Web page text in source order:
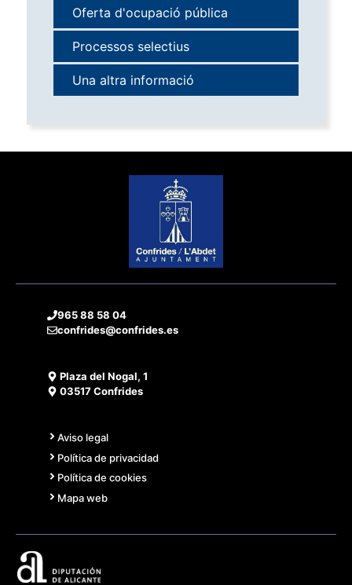
Oferta d'ocupació pública
Processos selectius
Una altra informació
965 88 58 04
confrides@confrides.es
Plaza del Nogal, 1
03517 Confrides
Aviso legal
Política de privacidad
Política de cookies
Mapa web